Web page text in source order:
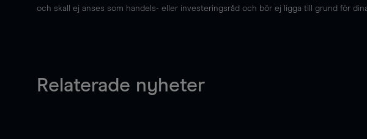
och skall ej anses som handels- eller investeringsråd och bör ej ligga till grund för
Relaterade nyheter